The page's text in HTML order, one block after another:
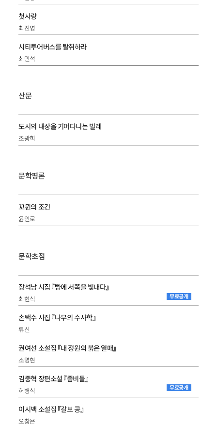
첫사랑
최진영
시티투어버스를 탈취하라
최민석
산문
도시의 내장을 기어다니는 벌레
조광희
문학평론
꼬뮌의 조건
윤인로
문학초점
장석남 시집 『뺨에 서쪽을 빛내다』
최현식 무료공개
손택수 시집 『나무의 수사학』
류신
권여선 소설집 『내 정원의 붉은 열매』
소영현
김중혁 장편소설 『좀비들』
허병식 무료공개
이시백 소설집 『갈보 콩』
오창은